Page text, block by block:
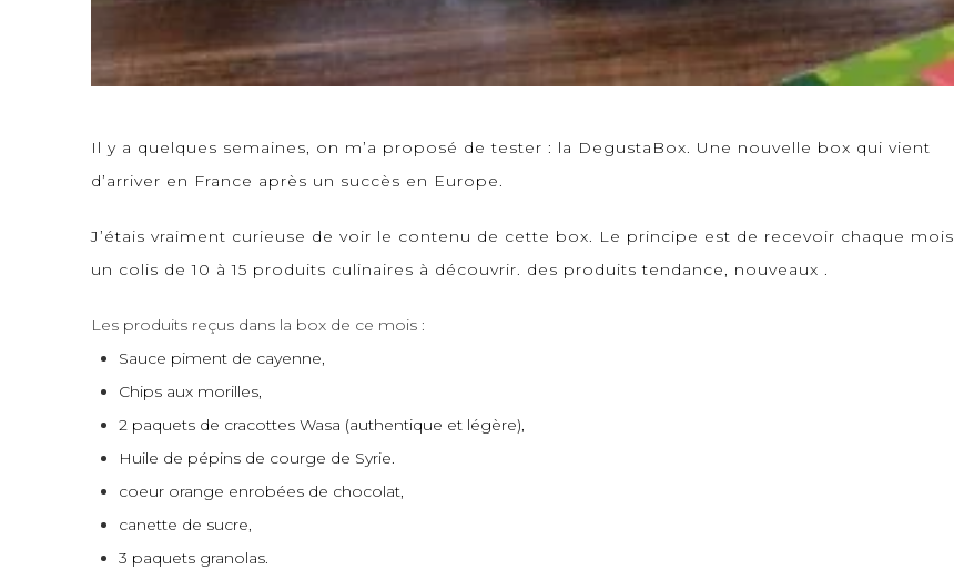
Il y a quelques semaines, on m’a proposé de tester : la DegustaBox. Une nouvelle box qui vient
d’arriver en France après un succès en Europe.
J’étais vraiment curieuse de voir le contenu de cette box. Le principe est de recevoir chaque mois
un colis de 10 à 15 produits culinaires à découvrir. des produits tendance, nouveaux .
Les produits reçus dans la box de ce mois :
Sauce piment de cayenne,
Chips aux morilles,
2 paquets de cracottes Wasa (authentique et légère),
Huile de pépins de courge de Syrie.
coeur orange enrobées de chocolat,
canette de sucre,
3 paquets granolas.